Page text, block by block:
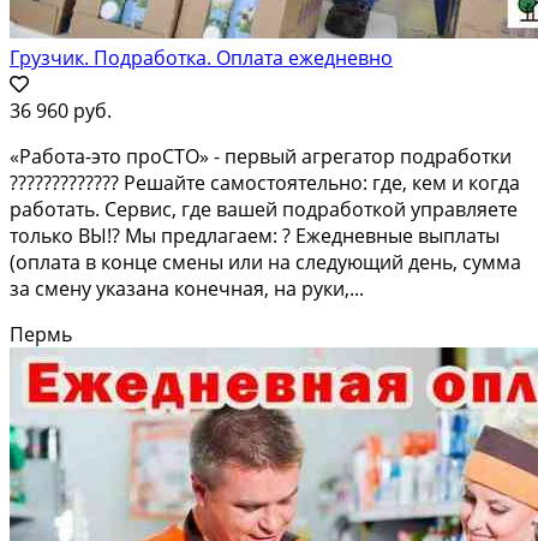
Грузчик. Подработка. Оплата ежедневно
36 960 руб.
«Работа-это проСТО» - первый агрегатор подработки
????????????? Решайте самостоятельно: где, кем и когда
работать. Сервис, где вашей подработкой управляете
только ВЫ!? Мы предлагаем: ? Ежедневные выплаты
(оплата в конце смены или на следующий день, сумма
за смену указана конечная, на руки,...
Пермь